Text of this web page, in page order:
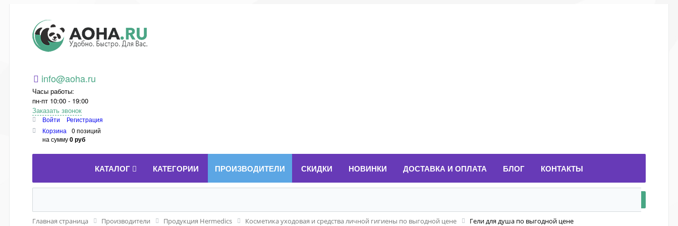
Aoha.ru
info@aoha.ru
Часы работы:
пн-пт 10:00 - 19:00
Заказать звонок
Войти
Регистрация
Корзина
0 позиций
на сумму0 руб
КАТАЛОГ КАТЕГОРИИ ПРОИЗВОДИТЕЛИ СКИДКИ НОВИНКИ ДОСТАВКА И ОПЛАТА БЛОГ КОНТАКТЫ
Главная страница Производители Продукция Hermedics Косметика уходовая и средства личной гигиены по выгодной цене Гели для душа по выгодной цене